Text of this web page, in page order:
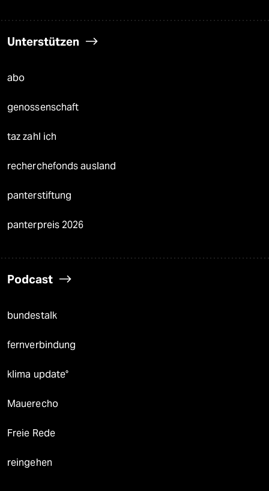
Unterstützen
abo
genossenschaft
taz zahl ich
recherchefonds ausland
panterstiftung
panterpreis 2026
Podcast
bundestalk
fernverbindung
klima update°
Mauerecho
Freie Rede
reingehen